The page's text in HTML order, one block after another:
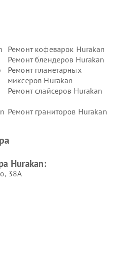
Ремонт кофеварок Hurakan
Ремонт блендеров Hurakan
Ремонт планетарных
миксеров Hurakan
Ремонт слайсеров Hurakan
Ремонт граниторов Hurakan
Hurakan:
38А